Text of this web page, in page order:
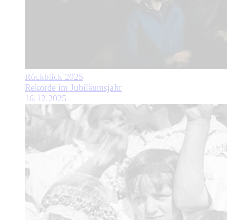
Rückblick 2025
Rekorde im Jubiläumsjahr
16.12.2025